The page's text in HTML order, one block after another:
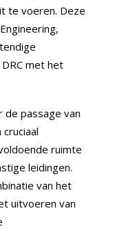
te voeren. Deze
met het
de passage van
ruimte
leidingen.
van het
uitvoeren van